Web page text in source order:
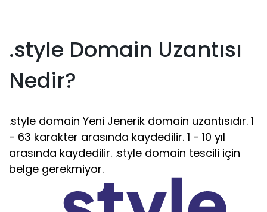
.style Domain Uzantısı
Nedir?
.style domain Yeni Jenerik domain uzantısıdır. 1
- 63 karakter arasında kaydedilir. 1 - 10 yıl
arasında kaydedilir. .style domain tescili için
belge gerekmiyor.